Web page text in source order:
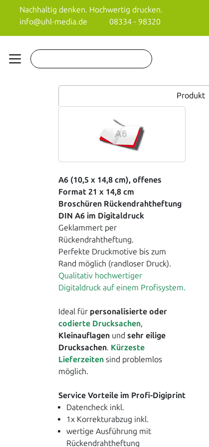
Nachhaltig denken. Hochwertig drucken.
info@uhl-media.de
08334 - 98320
Produkt
A6 (10,5 x 14,8 cm), offenes
Format 21 x 14,8 cm
Broschüren Rückendrahtheftung
DIN A6 im Digitaldruck
Geklammert per
Rückendrahtheftung.
Perfekte Druckmotive bis zum
Rand möglich (randloser Druck).
Qualitativ hochwertiger
Digitaldruck auf einem Profisystem.
Ideal für personalisierte oder
codierte Drucksachen,
Kleinauflagen und sehr eilige
Drucksachen. Kürzeste
Lieferzeiten sind problemlos
möglich.
Service Vorteile im Profi-Digiprint
Datencheck inkl.
1x Korrekturabzug inkl.
wertige Ausführung mit
Rückendrahtheftung